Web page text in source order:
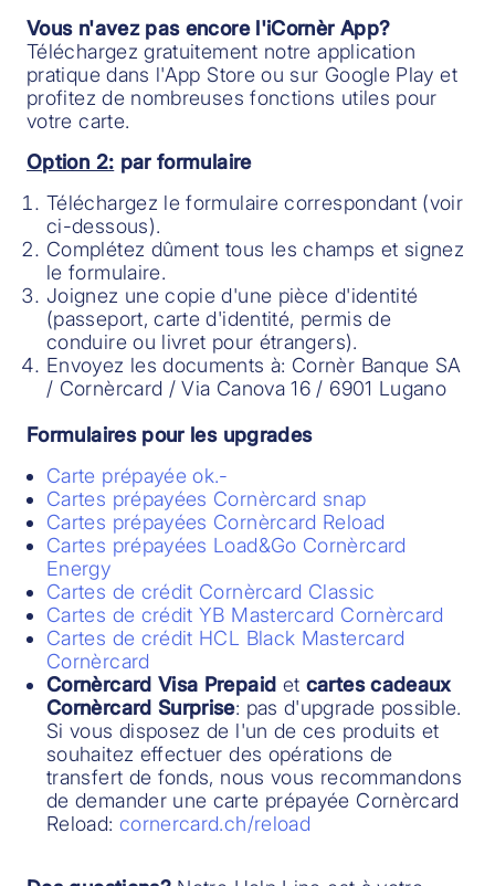
Vous n'avez pas encore l'iCornèr App?
Téléchargez gratuitement notre application
pratique dans l'App Store ou sur Google Play et
profitez de nombreuses fonctions utiles pour
votre carte.
Option 2: par formulaire
Téléchargez le formulaire correspondant (voir
ci-dessous).
Complétez dûment tous les champs et signez
le formulaire.
Joignez une copie d'une pièce d'identité
(passeport, carte d'identité, permis de
conduire ou livret pour étrangers).
Envoyez les documents à: Cornèr Banque SA
/ Cornèrcard / Via Canova 16 / 6901 Lugano
Formulaires pour les upgrades
Carte prépayée ok.-
Cartes prépayées Cornèrcard snap
Cartes prépayées Cornèrcard Reload
Cartes prépayées Load&Go Cornèrcard
Energy
Cartes de crédit Cornèrcard Classic
Cartes de crédit YB Mastercard Cornèrcard
Cartes de crédit HCL Black Mastercard
Cornèrcard
Cornèrcard Visa Prepaid et cartes cadeaux
Cornèrcard Surprise: pas d'upgrade possible.
Si vous disposez de l'un de ces produits et
souhaitez effectuer des opérations de
transfert de fonds, nous vous recommandons
de demander une carte prépayée Cornèrcard
Reload: cornercard.ch/reload